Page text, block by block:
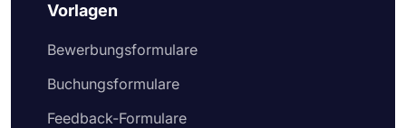
Vorlagen
Bewerbungsformulare
Buchungsformulare
Feedback-Formulare